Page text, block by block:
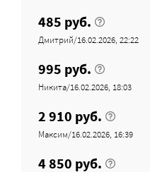
485 руб.
Дмитрий/16.02.2026, 22:22
995 руб.
Никита/16.02.2026, 18:03
2 910 руб.
Максим/16.02.2026, 16:39
4 850 руб.